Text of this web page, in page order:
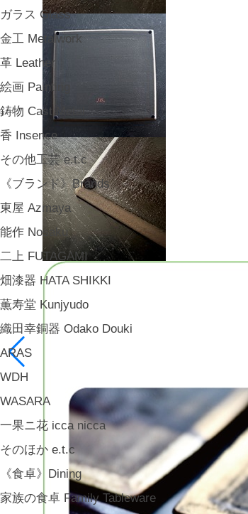
ガラス Glass
金工 Metalwork
革 Leather
絵画 Painting
鋳物 Cast Metal
香 Insence
その他工芸 e.t.c
《ブランド》Brands
東屋 Azmaya
能作 Nosaku
二上 FUTAGAMI
畑漆器 HATA SHIKKI
薫寿堂 Kunjyudo
織田幸銅器 Odako Douki
ARAS
WDH
WASARA
一果ニ花 icca nicca
そのほか e.t.c
《食卓》Dining
家族の食卓 Family Tableware